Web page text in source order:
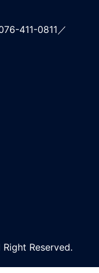
411-0811／
Reserved.